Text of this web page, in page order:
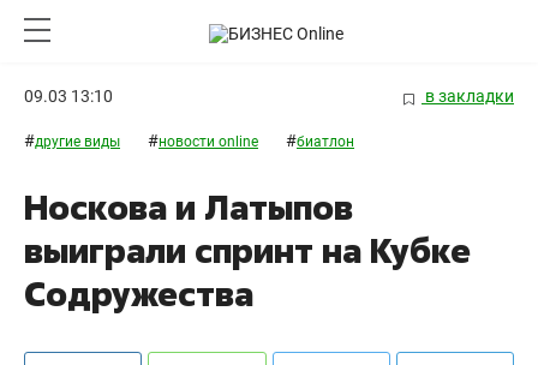
09.03 13:10 в закладки
#другие виды #новости online #биатлон
Носкова и Латыпов
выиграли спринт на Кубке
Содружества